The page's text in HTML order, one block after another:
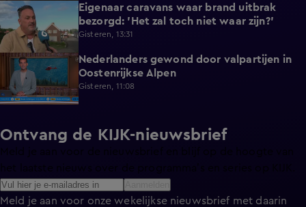
2:14
Eigenaar caravans waar brand uitbrak
bezorgd: 'Het zal toch niet waar zijn?'
Gisteren, 13:31
0:34
Nederlanders gewond door valpartijen in
Oostenrijkse Alpen
Gisteren, 11:08
Ontvang de KIJK-nieuwsbrief
Meld je aan voor de nieuwsbrief en blijf op de hoogte van
Meld je aan voor onze wekelijkse nieuwsbrief met daarin